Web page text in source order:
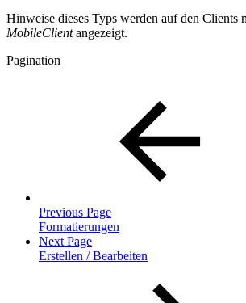
Hinweise dieses Typs werden auf den Clients
MobileClientangezeigt.
Pagination
Previous Page
Formatierungen
Next Page
Erstellen / Bearbeiten